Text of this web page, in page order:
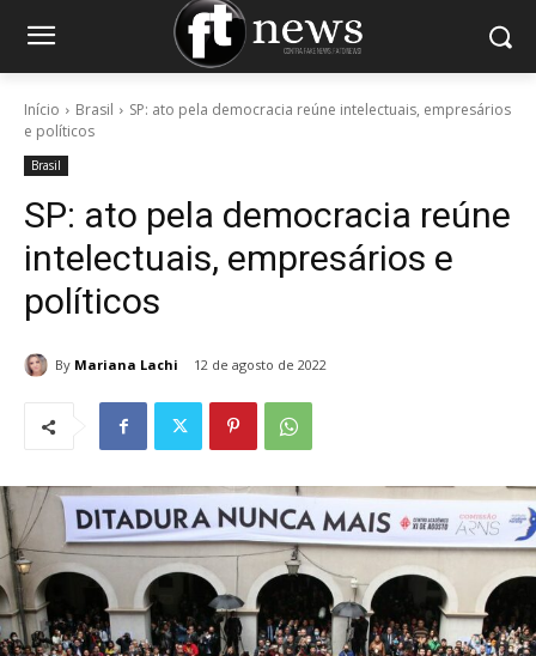
Início Brasil
SP: ato pela democracia reúne intelectuais, empresários
e políticos
Brasil
SP: ato pela democracia reúne
intelectuais, empresários e
políticos
By Mariana Lachi 12 de agosto de 2022